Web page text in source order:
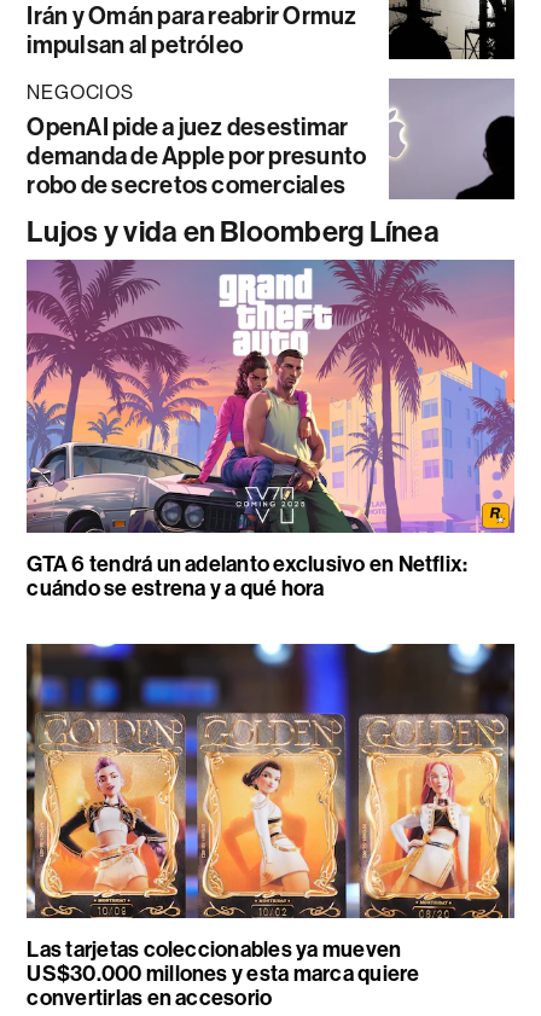
Irán y Omán para reabrir Ormuz
impulsan al petróleo
NEGOCIOS
OpenAI pide a juez desestimar
demanda de Apple por presunto
robo de secretos comerciales
Lujos y vida en Bloomberg Línea
GTA 6 tendrá un adelanto exclusivo en Netflix:
cuándo se estrena y a qué hora
Las tarjetas coleccionables ya mueven
US$30.000 millones y esta marca quiere
convertirlas en accesorio